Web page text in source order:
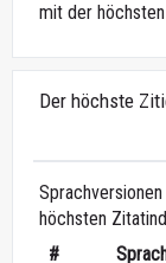
mit der
Der höchste
höchsten
#